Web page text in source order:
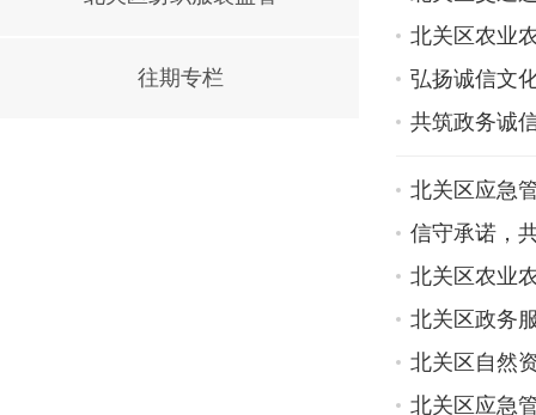
往期专栏
北关区农业
弘扬诚信文
共筑政务诚
北关区应急
信守承诺，
北关区农业
北关区政务
北关区自然
北关区应急